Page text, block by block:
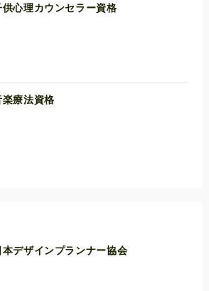
供心理カウンセラー資格
楽療法資格
本デザインプランナー協会